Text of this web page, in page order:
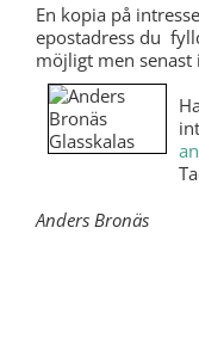
En kopia på
epostadress du
möjligt men
Anders Bronäs